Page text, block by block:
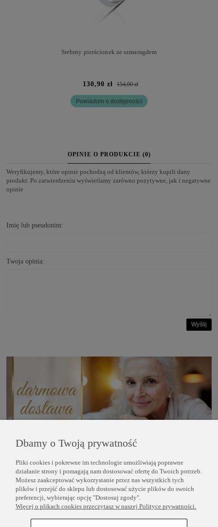
Srebrny pierścionek ze szmaragdem
130,90 zł 154,00 zł
Powiadom o dostępności
OPINIE O PRODUKCIE (0)
Weryfikujemy, które opinie pochodzą od klientów, którzy kupili dany
produkt. Po zatwierdzeniu wyświetlamy zarówno pozytywne, jak i negatywne
opinie
Imię lub pseudonim:
Twoja opinia:
Wyślij
POMOC
INFORMACJE
Dbamy o Twoją prywatność
Pliki cookies i pokrewne im technologie umożliwiają poprawne
działanie strony i pomagają nam dostosować ofertę do Twoich potrzeb.
Możesz zaakceptować wykorzystanie przez nas wszystkich tych
plików i przejść do sklepu lub dostosować użycie plików do swoich
preferencji, wybierając opcję "Dostosuj zgody".
Więcej o plikach cookies przeczytasz w naszej Polityce prywatności.